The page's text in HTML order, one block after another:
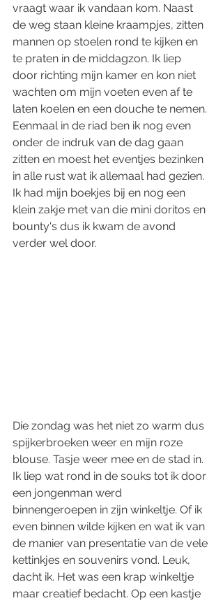
vraagt waar ik vandaan kom. Naast
de weg staan kleine kraampjes, zitten
mannen op stoelen rond te kijken en
te praten in de middagzon. Ik liep
door richting mijn kamer en kon niet
wachten om mijn voeten even af te
laten koelen en een douche te nemen.
Eenmaal in de riad ben ik nog even
onder de indruk van de dag gaan
zitten en moest het eventjes bezinken
in alle rust wat ik allemaal had gezien.
Ik had mijn boekjes bij en nog een
klein zakje met van die mini doritos en
bounty's dus ik kwam de avond
verder wel door.
Die zondag was het niet zo warm dus
spijkerbroeken weer en mijn roze
blouse. Tasje weer mee en de stad in.
Ik liep wat rond in de souks tot ik door
een jongenman werd
binnengeroepen in zijn winkeltje. Of ik
even binnen wilde kijken en wat ik van
de manier van presentatie van de vele
kettinkjes en souvenirs vond. Leuk,
dacht ik. Het was een krap winkeltje
maar creatief bedacht. Op een kastje